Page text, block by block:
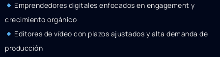
Emprendedores digitales enfocados en engagement y
crecimiento orgánico
Editores de vídeo con plazos ajustados y alta demanda de
producción